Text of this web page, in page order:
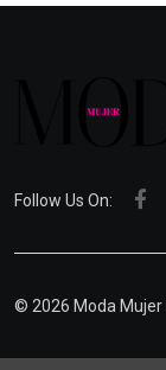
Follow Us On:
© 2026 Moda Mujer